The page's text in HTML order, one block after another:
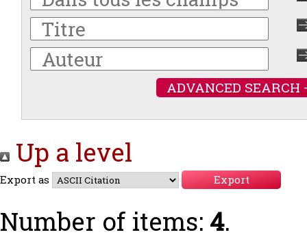
ADVANCED SEARCH
Up a level
Export as
Number of items: 4.